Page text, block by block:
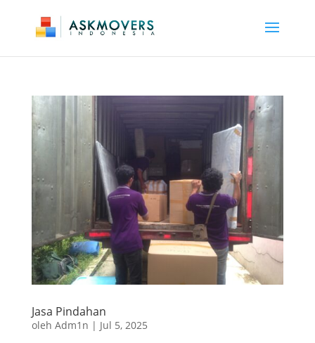
Jasa Pindahan
oleh Adm1n | Jul 5, 2025